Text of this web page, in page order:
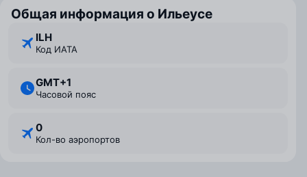
Общая информация о Ильеусе
ILH
Код ИАТА
GMT+1
Часовой пояс
0
Кол-во аэропортов